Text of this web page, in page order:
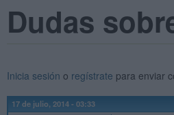
Dudas
Inicia sesión o regístrate para enviar
17 de julio, 2014 - 03:33